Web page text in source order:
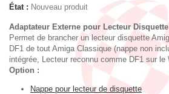
État : Nouveau produit
Adaptateur Externe pour Lecteur
Permet de brancher un lecteur disquette
DF1 de tout Amiga Classique (nappe non
intégrée, Lecteur reconnu comme DF1 sur le
Option :
Nappe pour lecteur de disquette